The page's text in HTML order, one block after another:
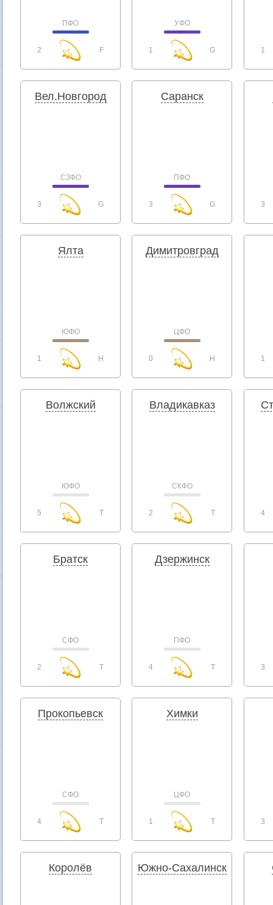
ПФО
2 F
УФО
1 G 1
Вел.Новгород
СЗФО
3 G
Саранск
ПФО
3 G 3
Ялта
ЮФО
1 H
Димитровград
ЦФО
0 H 1
Волжский
ЮФО
5 T
Владикавказ
СКФО
2 T 4
Братск
СФО
2 T
Дзержинск
ПФО
4 T 3
Прокопьевск
СФО
4 T
Химки
ЦФО
1 T 3
Королёв Южно-Сахалинск